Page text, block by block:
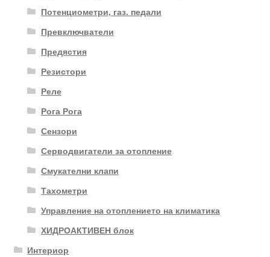
Потенциометри, газ. педали
Превключватели
Предястия
Резистори
Реле
Рога Рога
Сензори
Серводвигатели за отопление
Смукателни клапи
Тахометри
Управление на отоплението на климатика
ХИДРОАКТИВЕН блок
Интериор